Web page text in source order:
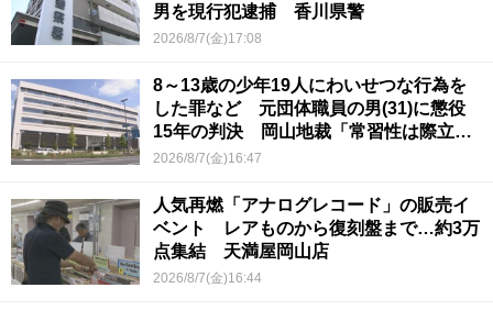
男を現行犯逮捕 香川県警
2026/8/7(金)17:08
8～13歳の少年19人にわいせつな行為を
した罪など 元団体職員の男(31)に懲役
15年の判決 岡山地裁「常習性は際立っ
ていて被害結果も非常に重い」
2026/8/7(金)16:47
人気再燃「アナログレコード」の販売イ
ベント レアものから復刻盤まで…約3万
点集結 天満屋岡山店
2026/8/7(金)16:44